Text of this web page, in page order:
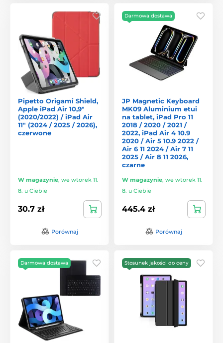
Pipetto Origami Shield,
Apple iPad Air 10,9"
(2020/2022) / iPad Air
11" (2024 / 2025 / 2026),
czerwone
W magazynie, we wtorek 11.
8. u Ciebie
30.7 zł
Porównaj
Darmowa dostawa
JP Magnetic Keyboard
MK09 Aluminium etui
na tablet, iPad Pro 11
2018 / 2020 / 2021 /
2022, iPad Air 4 10.9
2020 / Air 5 10.9 2022 /
Air 6 11 2024 / Air 7 11
2025 / Air 8 11 2026,
czarne
W magazynie, we wtorek 11.
8. u Ciebie
445.4 zł
Porównaj
Darmowa dostawa Stosunek jakości do ceny